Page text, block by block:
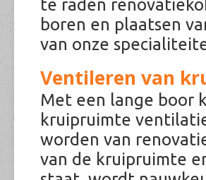
te raden
boren en plaatsen
van onze
Ventileren van
Met een lange boor
kruipruimte
worden van
van de kruipruimte